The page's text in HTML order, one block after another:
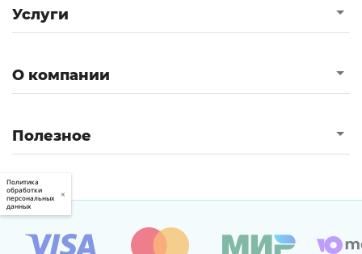
Услуги
О компании
Полезное
Политика
обработки
персональных
данных
×